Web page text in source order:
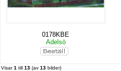
0178KBE
Adelsö
Visar1 till 13 (av 13 bilder)